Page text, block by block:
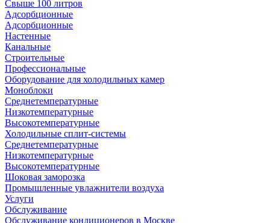
Свыше 100 литров
Адсорбционные
Адсорбционные
Настенные
Канальные
Строительные
Профессиональные
Оборудование для холодильных камер
Моноблоки
Среднетемпературные
Низкотемпературные
Высокотемпературные
Холодильные сплит-системы
Среднетемпературные
Низкотемпературные
Высокотемпературные
Шоковая заморозка
Промышленные увлажнители воздуха
Услуги
Обслуживание
Обслуживание кондиционеров в Москве